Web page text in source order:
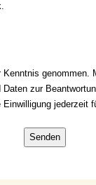
Kenntnis genommen.
zur
jederzeit